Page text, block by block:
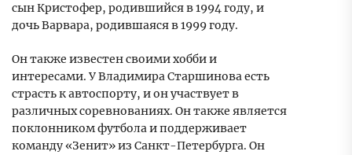
сын Кристофер, родившийся в 1994 году, и
дочь Варвара, родившаяся в 1999 году.
Он также известен своими хобби и
интересами. У Владимира Старшинова есть
страсть к автоспорту, и он участвует в
различных соревнованиях. Он также является
поклонником футбола и поддерживает
команду «Зенит» из Санкт-Петербурга. Он